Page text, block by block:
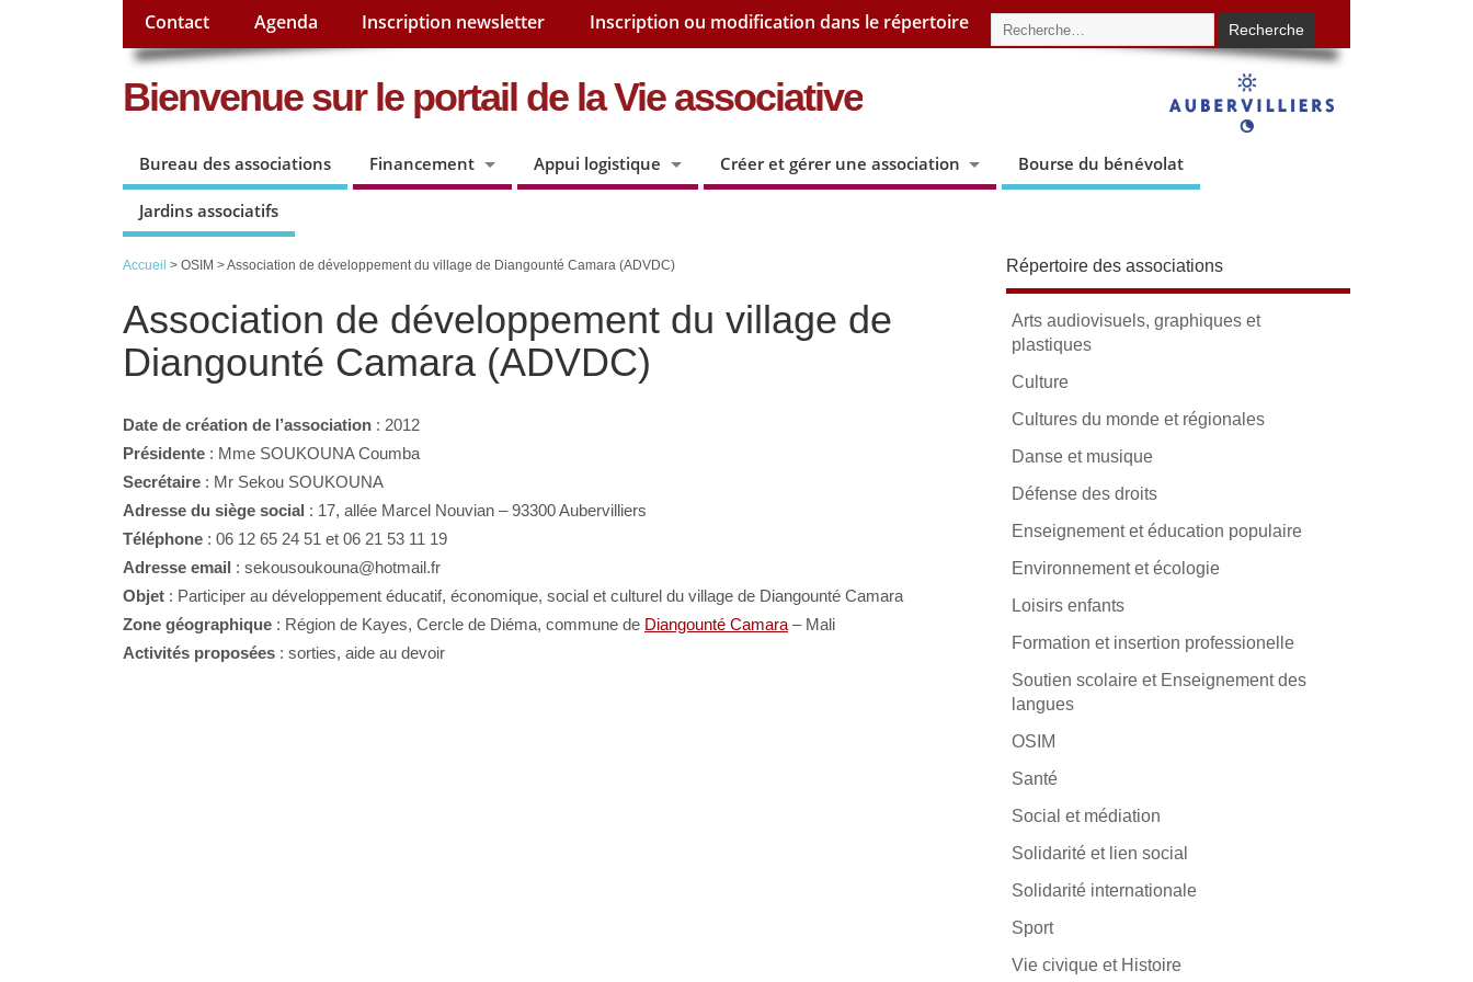
Contact Agenda Inscription newsletter Inscription ou modification dans le répertoire
Bienvenue sur le portail de la Vie associative
Bureau des associations Financement Appui logistique Créer et gérer une association Bourse du bénévolat
Jardins associatifs
Accueil > OSIM > Association de développement du village de Diangounté Camara (ADVDC)
Association de développement du village de
Diangounté Camara (ADVDC)
Date de création de l’association : 2012
Présidente : Mme SOUKOUNA Coumba
Secrétaire : Mr Sekou SOUKOUNA
Adresse du siège social : 17, allée Marcel Nouvian – 93300 Aubervilliers
Téléphone : 06 12 65 24 51 et 06 21 53 11 19
Adresse email : sekousoukouna@hotmail.fr
Objet : Participer au développement éducatif, économique, social et culturel du village de Diangounté Camara
Zone géographique : Région de Kayes, Cercle de Diéma, commune de Diangounté Camara – Mali
Activités proposées : sorties, aide au devoir
Répertoire des associations
Arts audiovisuels, graphiques et
plastiques
Culture
Cultures du monde et régionales
Danse et musique
Défense des droits
Enseignement et éducation populaire
Environnement et écologie
Loisirs enfants
Formation et insertion professionelle
Soutien scolaire et Enseignement des
langues
OSIM
Santé
Social et médiation
Solidarité et lien social
Solidarité internationale
Sport
Vie civique et Histoire